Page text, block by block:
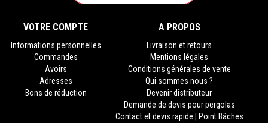
VOTRE COMPTE
Informations personnelles
Commandes
Avoirs
Adresses
Bons de réduction
A PROPOS
Livraison et retours
Mentions légales
Conditions générales de vente
Qui sommes nous ?
Devenir distributeur
Demande de devis pour pergolas
Contact et devis rapide | Point Bâches